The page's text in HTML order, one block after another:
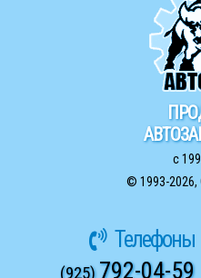
с
© 1993-2026,
Телефоны
(925)792-04-59